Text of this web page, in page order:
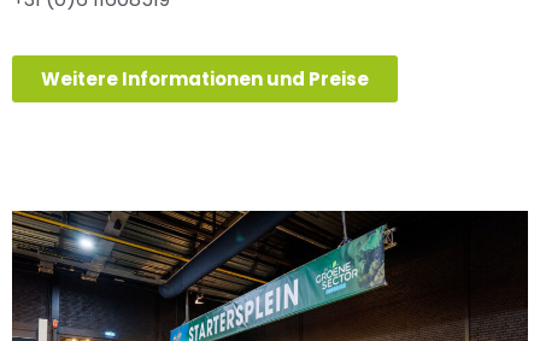
Weitere Informationen und Preise